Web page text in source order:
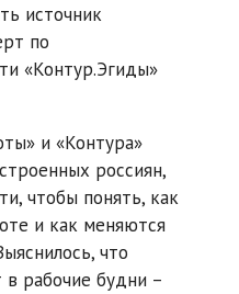
источник
по
«Контур.Эгиды»
и «Контура»
россиян,
чтобы понять, как
и как меняются
что
в рабочие будни –